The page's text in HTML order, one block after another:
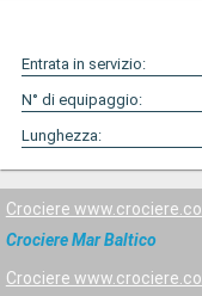
Entrata in servizio:
N° di equipaggio:
Lunghezza:
Crociere
Crociere Mar Baltico
Crociere